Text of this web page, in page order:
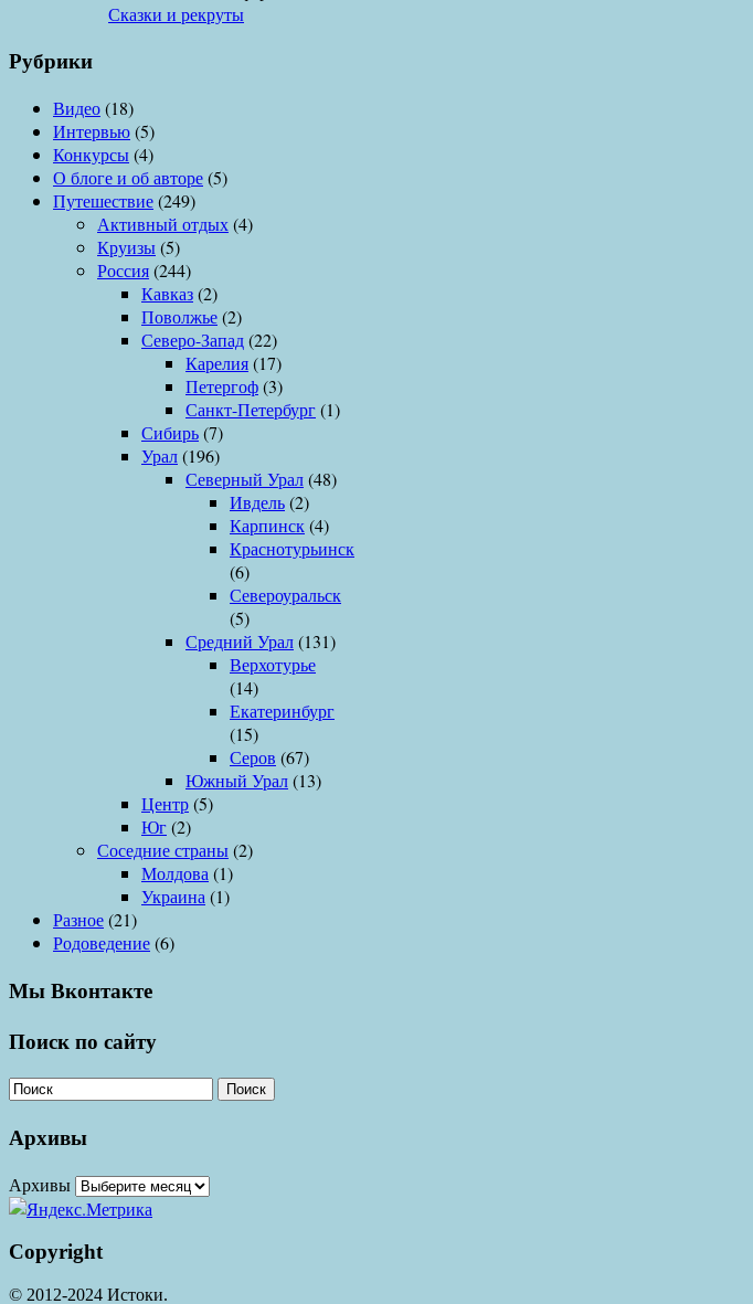
Сказки и рекруты
Рубрики
Видео(18)
Интервью(5)
Конкурсы(4)
О блоге и об авторе(5)
Путешествие(249)
Активный отдых(4)
Круизы(5)
Россия(244)
Кавказ(2)
Поволжье(2)
Северо-Запад(22)
Карелия(17)
Петергоф(3)
Санкт-Петербург(1)
Сибирь(7)
Урал(196)
Северный Урал(48)
Ивдель(2)
Карпинск(4)
Краснотурьинск
(6)
Североуральск
(5)
Средний Урал(131)
Верхотурье
(14)
Екатеринбург
(15)
Серов (67)
Южный Урал(13)
Центр(5)
Юг(2)
Соседние страны(2)
Молдова (1)
Украина (1)
Разное(21)
Родоведение(6)
Мы Вконтакте
Поиск по сайту
Поиск
Архивы
Архивы
Copyright
© 2012-2024 Истоки.